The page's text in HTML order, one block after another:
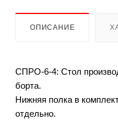
ОПИСАНИЕ
СПРО-6-4: Стол
борта.
Нижняя полка в
отдельно.